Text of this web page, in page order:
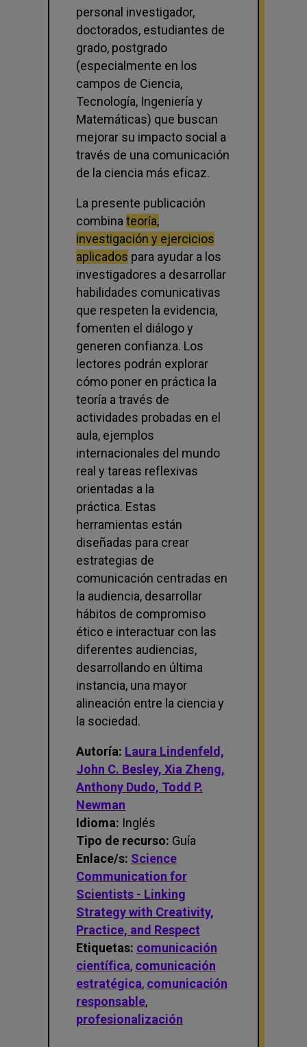
personal investigador,
doctorados, estudiantes de
grado, postgrado
(especialmente en los
campos de Ciencia,
Tecnología, Ingeniería y
Matemáticas) que buscan
mejorar su impacto social a
través de una comunicación
de la ciencia más eficaz.
La presente publicación
combinateoría,
investigación y ejercicios
aplicados para ayudar a los
investigadores a desarrollar
habilidades comunicativas
que respeten la evidencia,
fomenten el diálogo y
generen confianza. Los
lectores podrán explorar
cómo poner en práctica la
teoría a través de
actividades probadas en el
aula, ejemplos
internacionales del mundo
real y tareas reflexivas
orientadas a la
práctica. Estas
herramientas están
diseñadas para crear
estrategias de
comunicación centradas en
la audiencia, desarrollar
hábitos de compromiso
ético e interactuar con las
diferentes audiencias,
desarrollando en última
instancia, una mayor
alineación entre la ciencia y
la sociedad.
Autoría: Laura Lindenfeld,
John C. Besley, Xia Zheng,
Anthony Dudo, Todd P.
Newman
Idioma: Inglés
Tipo de recurso: Guía
Enlace/s: Science
Communication for
Scientists - Linking
Strategy with Creativity,
Practice, and Respect
Etiquetas: comunicación
científica, comunicación
estratégica, comunicación
responsable,
profesionalización